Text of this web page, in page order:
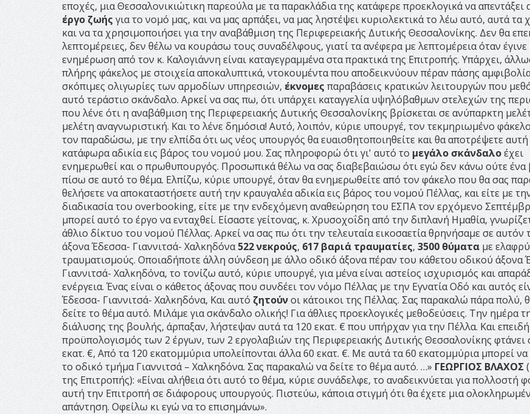
εποχές, μια Θεσσαλονικιώτικη παρεούλα με τα παρακλάδια της κατάφερε προεκλογικά να απεντάξει
έργο ζωήςγια το νομό μας, και να μας αρπάξει, να μας ληστέψει κυριολεκτικά το λέω αυτό, αυτά τα
και να τα χρησιμοποιήσει για την αναβάθμιση της Περιφερειακής Δυτικής Θεσσαλονίκης. Δεν θα
λεπτομέρειες, δεν θέλω να κουράσω τους συναδέλφους, γιατί τα ανέφερα με λεπτομέρεια όταν
ενημέρωση από τον κ. Καλογιάννη είναι καταγεγραμμένα στα πρακτικά της Επιτροπής. Υπάρχει,
πλήρης φάκελος με στοιχεία αποκαλυπτικά, ντοκουμέντα που αποδεικνύουν πέραν πάσης
σκόπιμες ολιγωρίες των αρμοδίων υπηρεσιών,έκνομεςπαραβάσεις κρατικών λειτουργών που
αυτό τεράστιο σκάνδαλο. Αρκεί να σας πω, ότι υπάρχει καταγγελία υψηλόβαθμων στελεχών της
που λένε ότι η αναβάθμιση της Περιφερειακής Δυτικής Θεσσαλονίκης βρίσκεται σε ανύπαρκτη
μελέτη αναγνωριστική. Και το λένε δημόσια! Αυτό, λοιπόν, κύριε υπουργέ, τον τεκμηριωμένο
τον παραδώσω, με την ελπίδα ότι ως νέος υπουργός θα ευαισθητοποιηθείτε και θα αποτρέψετε αυτή
κατάφωρα αδικία εις βάρος του νομού μου. Σας πληροφορώ ότι γι' αυτό το μεγάλο σκάνδαλοέχει
ενημερωθεί και ο πρωθυπουργός. Προσωπικά θέλω να σας διαβεβαιώσω ότι εγώ δεν κάνω ούτε ένα
πίσω σε αυτό το θέμα. Ελπίζω, κύριε υπουργέ, όταν θα ενημερωθείτε από τον φάκελο που θα σας
θελήσετε να αποκαταστήσετε αυτή την κραυγαλέα αδικία εις βάρος του νομού Πέλλας, και είτε με
διαδικασία του overbooking, είτε με την ενδεχόμενη αναθεώρηση του ΕΣΠΑ τον ερχόμενο
μπορεί αυτό το έργο να ενταχθεί. Είσαστε γείτονας, κ. Χρυσοχοΐδη από την διπλανή Ημαθία,
άθλιο δίκτυο του νομού Πέλλας. Αρκεί να σας πω ότι την τελευταία εικοσαετία θρηνήσαμε σε αυτόν
άξονα Έδεσσα- Γιαννιτσά- Χαλκηδόνα522 νεκρούς, 617 βαριά τραυματίες,3500 θύματα με
τραυματισμούς. Οποιαδήποτε άλλη σύνδεση με άλλο οδικό άξονα πέραν του κάθετου οδικού άξονα
Γιαννιτσά- Χαλκηδόνα, το τονίζω αυτό, κύριε υπουργέ, για μένα είναι αστείος ισχυρισμός και
ενέργεια. Ένας είναι ο κάθετος άξονας που συνδέει τον νόμο Πέλλας με την Εγνατία Οδό και αυτός
Έδεσσα- Γιαννιτσά- Χαλκηδόνα, Και αυτόζητούνοι κάτοικοι της Πέλλας. Σας παρακαλώ πάρα πολύ,
δείτε το θέμα αυτό. Μιλάμε για σκάνδαλο ολικής! Για άθλιες προεκλογικές μεθοδεύσεις. Την ημέρα
διάλυσης της βουλής, άρπαξαν, λήστεψαν αυτά τα 120 εκατ. € που υπήρχαν για την Πέλλα. Και
προϋπολογισμός των 2 έργων, των 2 εργολαβιών της Περιφερειακής Δυτικής Θεσσαλονίκης φτάνει
εκατ. €, Από τα 120 εκατομμύρια υπολείπονται άλλα 60 εκατ. €. Με αυτά τα 60 εκατομμύρια μπορεί να
το οδικό τμήμα Γιαννιτσά – Χαλκηδόνα. Σας παρακαλώ να δείτε το θέμα αυτό. …» ΓΕΩΡΓΙΟΣ ΒΛΑΧΟΣ
της Επιτροπής): «Είναι αλήθεια ότι αυτό το θέμα, κύριε συνάδελφε, το αναδεικνύεται για πολλοστή
αυτή την Επιτροπή σε διάφορους υπουργούς. Πιστεύω, κάποια στιγμή ότι θα έχετε μια
απάντηση. Οφείλω κι εγώ να το επισημάνω».